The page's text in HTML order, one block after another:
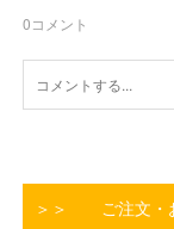
0コメント
＞＞ ご注文・